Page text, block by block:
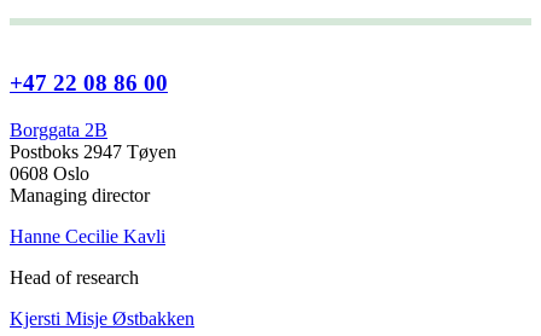
+47 22 08 86 00
Borggata 2B
Postboks 2947 Tøyen
0608 Oslo
Managing director
Hanne Cecilie Kavli
Head of research
Kjersti Misje Østbakken